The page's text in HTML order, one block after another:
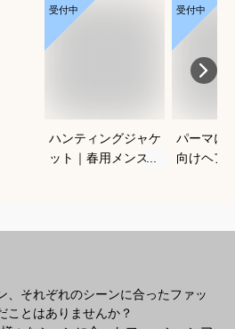
受付中
ハンティングジャケ
ット｜春用メンズ向
受付中
パーマに
向けヘア
、それぞれのシーンに合ったファッ
ことはありませんか？